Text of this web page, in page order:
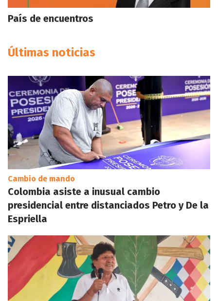
País de encuentros
Últimas noticias
Cambio de mando
Colombia asiste a inusual cambio
presidencial entre distanciados Petro y De la
Espriella